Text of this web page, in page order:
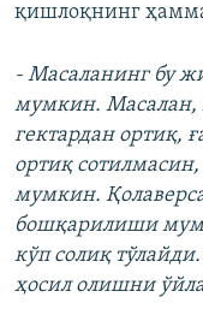
қишлоқнинг
- Масаланинг бу
мумкин. Масалан,
гектардан ортиқ,
ортиқ
мумкин.
бошқарилиши
кўп солиқ
ҳосил олишни